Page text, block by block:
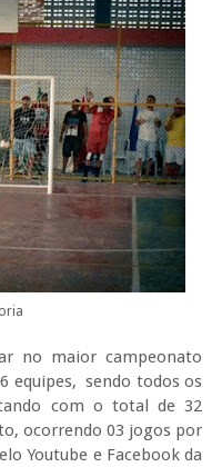
no maior campeonato
equipes, sendo todos os
com o total de 32
ocorrendo 03 jogos por
Youtube e Facebook da